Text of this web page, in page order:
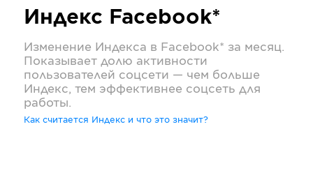
Индекс Facebook*
Изменение Индекса в Facebook* за месяц.
Показывает долю активности
пользователей соцсети — чем больше
Индекс, тем эффективнее соцсеть для
работы.
Как считается Индекс и что это значит?